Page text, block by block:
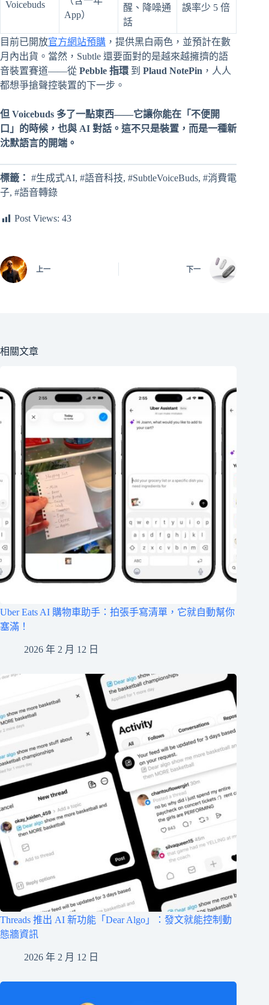
Voicebuds
App）
醒、降噪通
話
誤率少 5 倍
目前已開放官方網站預購 ，提供黑白兩色，並預計在數
月內出貨。當然，Subtle 還要面對的是越來越擁擠的語
音裝置賽道——從 Pebble 指環 到 Plaud NotePin ，人人
都想爭搶聲控裝置的下一步。
但 Voicebuds 多了一點東西——它讓你能在「不便開
口」的時候，也與 AI 對話。這不只是裝置，而是一種新
沈默語言的開端。
標籤： #生成式AI, #語音科技, #SubtleVoiceBuds, #消費電
子, #語音轉錄
Post Views: 43
上一 下一
相關文章
Uber Eats AI 購物車助手：拍張手寫清單，它就自動幫你
塞滿！
2026 年 2 月 12 日
Threads 推出 AI 新功能「Dear Algo」：發文就能控制動
態牆資訊
2026 年 2 月 12 日